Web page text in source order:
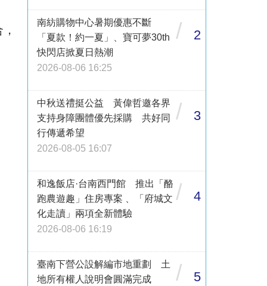
南紡購物中心暑期優惠不斷
「夏款！約一夏」、寶可夢30th
快閃店掀夏日熱潮
2026-08-06 16:25
/ 2
中秋送禮挺公益 黃偉哲邀各界
支持身障團體優先採購 共好同
行傳遞希望
2026-08-05 16:07
/ 3
和逸飯店·台南西門館 推出「酪
跑農遊趣」住房專案 、「府城文
化走讀」兩項全新體驗
2026-08-06 16:19
/ 4
臺南下營公設解編市地重劃 土
地所有權人說明會圓滿完成
/ 5